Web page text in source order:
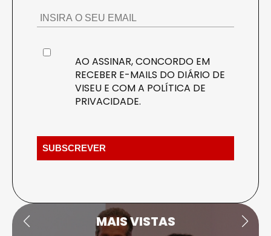
AO ASSINAR, CONCORDO EM
RECEBER E-MAILS DO DIÁRIO DE
VISEU E COM A POLÍTICA DE
PRIVACIDADE.
MAIS VISTAS